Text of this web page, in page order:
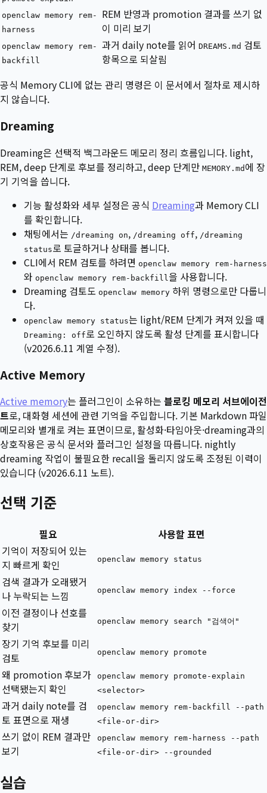
openclaw memory rem-
harness
REM 반영과 promotion 결과를 쓰기 없
이 미리 보기
openclaw memory rem-
backfill
과거 daily note를 읽어 DREAMS.md 검토
항목으로 되살림
공식 Memory CLI에 없는 관리 명령은 이 문서에서 절차로 제시하
지 않습니다.
Dreaming
Dreaming은 선택적 백그라운드 메모리 정리 흐름입니다. light,
REM, deep 단계로 후보를 정리하고, deep 단계만 MEMORY.md 에 장
기 기억을 씁니다.
기능 활성화와 세부 설정은 공식 Dreaming과 Memory CLI
를 확인합니다.
채팅에서는 /dreaming on, /dreaming off, /dreaming
status로 토글하거나 상태를 봅니다.
CLI에서 REM 검토를 하려면 openclaw memory rem-harness
와 openclaw memory rem-backfill 을 사용합니다.
Dreaming 검토도 openclaw memory 하위 명령으로만 다룹니
다.
openclaw memory status는 light/REM 단계가 켜져 있을 때
Dreaming: off로 오인하지 않도록 활성 단계를 표시합니다
(v2026.6.11 계열 수정).
Active Memory
Active memory는 플러그인이 소유하는 블로킹 메모리 서브에이전
트로, 대화형 세션에 관련 기억을 주입합니다. 기본 Markdown 파일
메모리와 별개로 켜는 표면이므로, 활성화·타임아웃·dreaming과의
상호작용은 공식 문서와 플러그인 설정을 따릅니다. nightly
dreaming 작업이 불필요한 recall을 돌리지 않도록 조정된 이력이
있습니다 (v2026.6.11 노트).
선택 기준
필요
사용할 표면
기억이 저장되어 있는
지 빠르게 확인
openclaw memory status
검색 결과가 오래됐거
나 누락되는 느낌
openclaw memory index --force
이전 결정이나 선호를
찾기
openclaw memory search "검색어"
장기 기억 후보를 미리
검토
openclaw memory promote
왜 promotion 후보가
선택됐는지 확인
openclaw memory promote-explain
<selector>
과거 daily note를 검
토 표면으로 재생
openclaw memory rem-backfill --path
<file-or-dir>
쓰기 없이 REM 결과만
보기
openclaw memory rem-harness --path
<file-or-dir> --grounded
실습